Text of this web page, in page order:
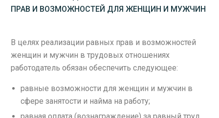
ПРАВ И ВОЗМОЖНОСТЕЙ ДЛЯ ЖЕНЩИН И МУЖЧИН
В целях реализации равных прав и возможностей
женщин и мужчин в трудовых отношениях
работодатель обязан обеспечить следующее:
равные возможности для женщин и мужчин в
сфере занятости и найма на работу;